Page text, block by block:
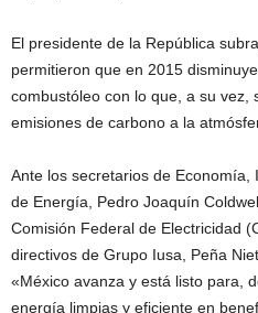
El presidente de la República
permitieron que en 2015
combustóleo con lo que, a su vez,
emisiones de carbono a la
Ante los secretarios de Economía,
de Energía, Pedro Joaquín
Comisión Federal de Electricidad
directivos de Grupo Iusa, Peña
«México avanza y está listo para,
energía limpias y eficiente en